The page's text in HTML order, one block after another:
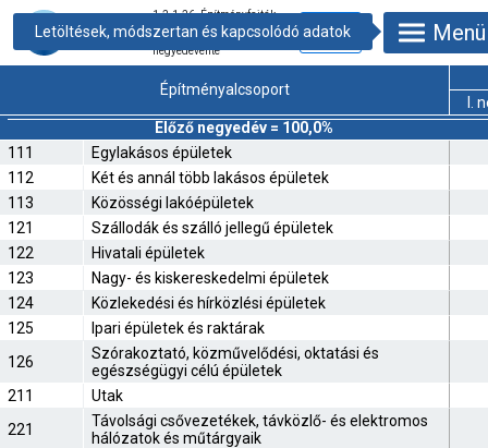
1.2.1.26. Építményfajták
termelőiár-indexei egyes
építményalcsoportokban,
negyedévente
Menü
Építményalcsoport
I.
Előző negyedév = 100,0%
111
Egylakásos épületek
112
Két és annál több lakásos épületek
113
Közösségi lakóépületek
121
Szállodák és szálló jellegű épületek
122
Hivatali épületek
123
Nagy- és kiskereskedelmi épületek
124
Közlekedési és hírközlési épületek
125
Ipari épületek és raktárak
126
Szórakoztató, közművelődési, oktatási és
egészségügyi célú épületek
211
Utak
221
Távolsági csővezetékek, távközlő- és elektromos
hálózatok és műtárgyaik